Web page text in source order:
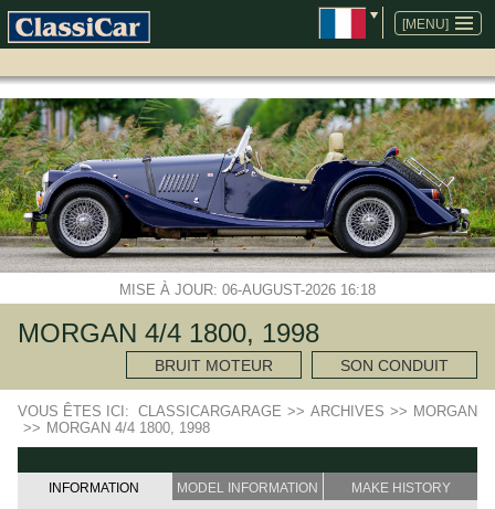
[MENU]
ALLER
AU
CONTENU
MISE À JOUR: 06-AUGUST-2026 16:18
MORGAN 4/4 1800, 1998
BRUIT MOTEUR SON CONDUIT
VOUS ÊTES ICI: CLASSICARGARAGE >> ARCHIVES >> MORGAN
>> MORGAN 4/4 1800, 1998
INFORMATION MODEL INFORMATION MAKE HISTORY